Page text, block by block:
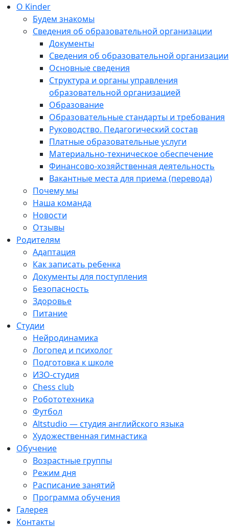
О Kinder
Будем знакомы
Сведения об образовательной организации
Документы
Сведения об образовательной организации
Основные сведения
Структура и органы управления
образовательной организацией
Образование
Образовательные стандарты и требования
Руководство. Педагогический состав
Платные образовательные услуги
Материально-техническое обеспечение
Финансово-хозяйственная деятельность
Вакантные места для приема (перевода)
Почему мы
Наша команда
Новости
Отзывы
Родителям
Адаптация
Как записать ребенка
Документы для поступления
Безопасность
Здоровье
Питание
Студии
Нейродинамика
Логопед и психолог
Подготовка к школе
ИЗО-студия
Chess club
Робототехника
Футбол
Altstudio — студия английского языка
Художественная гимнастика
Обучение
Возрастные группы
Режим дня
Расписание занятий
Программа обучения
Галерея
Контакты